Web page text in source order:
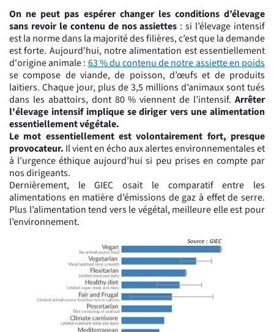
On ne peut pas espérer changer les conditions d’élevage
sans revoir le contenu de nos assiettes : si l’élevage intensif
est la norme dans la majorité des filières, c’est que la demande
est forte. Aujourd'hui, notre alimentation est essentiellement
d'origine animale : 63 % du contenu de notre assiette en poids
se compose de viande, de poisson, d’œufs et de produits
laitiers. Chaque jour, plus de 3,5 millions d’animaux sont tués
dans les abattoirs, dont 80 % viennent de l’intensif. Arrêter
l'élevage intensif implique se diriger vers une alimentation
essentiellement végétale.
Le mot essentiellement est volontairement fort, presque
provocateur. Il vient en écho aux alertes environnementales et
à l’urgence éthique aujourd’hui si peu prises en compte par
nos dirigeants.
Dernièrement, le GIEC osait le comparatif entre les
alimentations en matière d’émissions de gaz à effet de serre.
Plus l’alimentation tend vers le végétal, meilleure elle est pour
l’environnement.